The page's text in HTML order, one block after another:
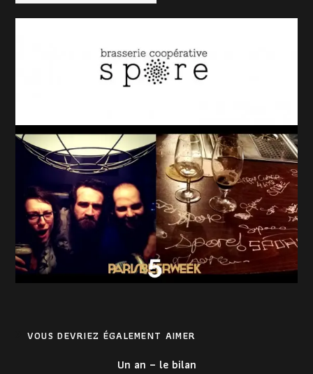
VOUS DEVRIEZ ÉGALEMENT AIMER
Un an – le bilan